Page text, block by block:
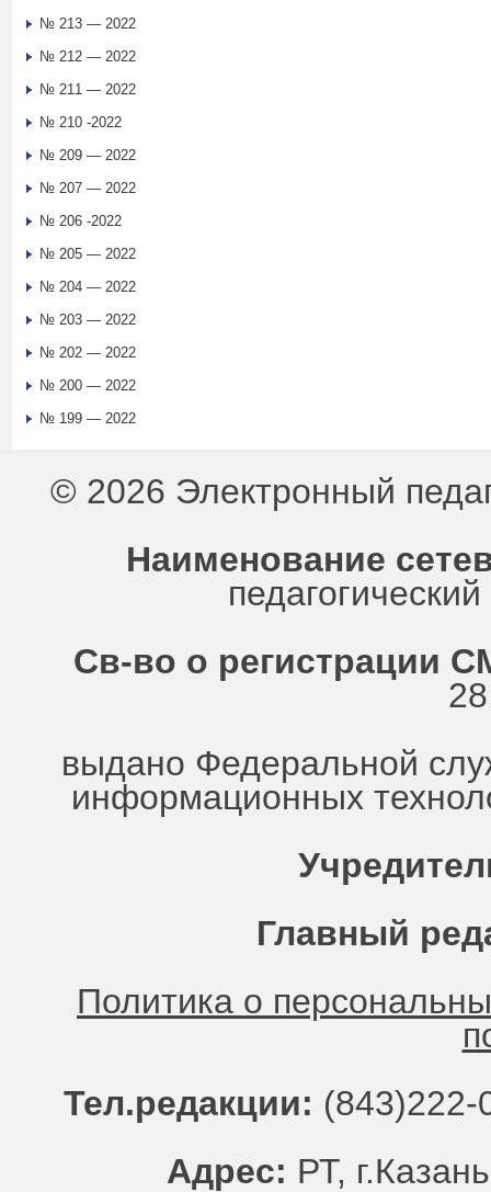
№ 213 — 2022
№ 212 — 2022
№ 211 — 2022
№ 210 -2022
№ 209 — 2022
№ 207 — 2022
№ 206 -2022
№ 205 — 2022
№ 204 — 2022
№ 203 — 2022
№ 202 — 2022
№ 200 — 2022
№ 199 — 2022
© 2026 Электронный
Наименование
Св-во о регистрации
выдано Федеральной
информационных
Главный
Политика о
Тел.редакции:
Адрес: РТ,